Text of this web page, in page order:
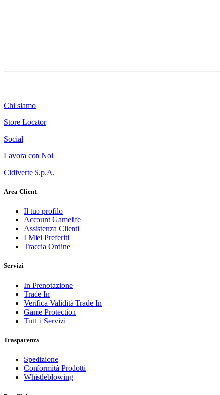
Chi siamo
Store Locator
Social
Lavora con Noi
Cidiverte S.p.A.
Area Clienti
Il tuo profilo
Account Gamelife
Assistenza Clienti
I Miei Preferiti
Traccia Ordine
Servizi
In Prenotazione
Trade In
Verifica Validità Trade In
Game Protection
Tutti i Servizi
Trasparenza
Spedizione
Conformità Prodotti
Whistleblowing